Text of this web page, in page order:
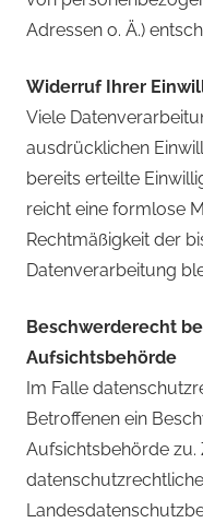
Adressen o. Ä.)
Widerruf Ihrer
Viele
ausdrücklichen
bereits erteilte
reicht eine formlose
Rechtmäßigkeit der
Datenverarbeitung
Beschwerderecht
Aufsichtsbehörde
Im Falle
Betroffenen ein
Aufsichtsbehörde